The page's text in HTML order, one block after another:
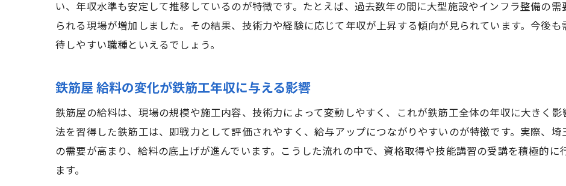
地元現場での経験が鉄筋工年収に与える影響
三郷市の鉄筋屋 給料が全国と比べて高い理由
鉄筋屋 求人で注目すべき年収アップ条件
現場ごとの鉄筋工 年収差と働き方の工夫
資格取得が鉄筋工 年収に与えるメリット
い、年収水準も安定して推移しているのが特徴です。たとえば、過去数年の間に大型施設やインフラ整備の
られる現場が増加しました。その結果、技術力や経験に応じて年収が上昇する傾向が見られています。今後
待しやすい職種といえるでしょう。
鉄筋屋 給料の変化が鉄筋工年収に与える影響
鉄筋屋の給料は、現場の規模や施工内容、技術力によって変動しやすく、これが鉄筋工全体の年収に大きく
法を習得した鉄筋工は、即戦力として評価されやすく、給与アップにつながりやすいのが特徴です。実際、
の需要が高まり、給料の底上げが進んでいます。こうした流れの中で、資格取得や技能講習の受講を積極的
ます。